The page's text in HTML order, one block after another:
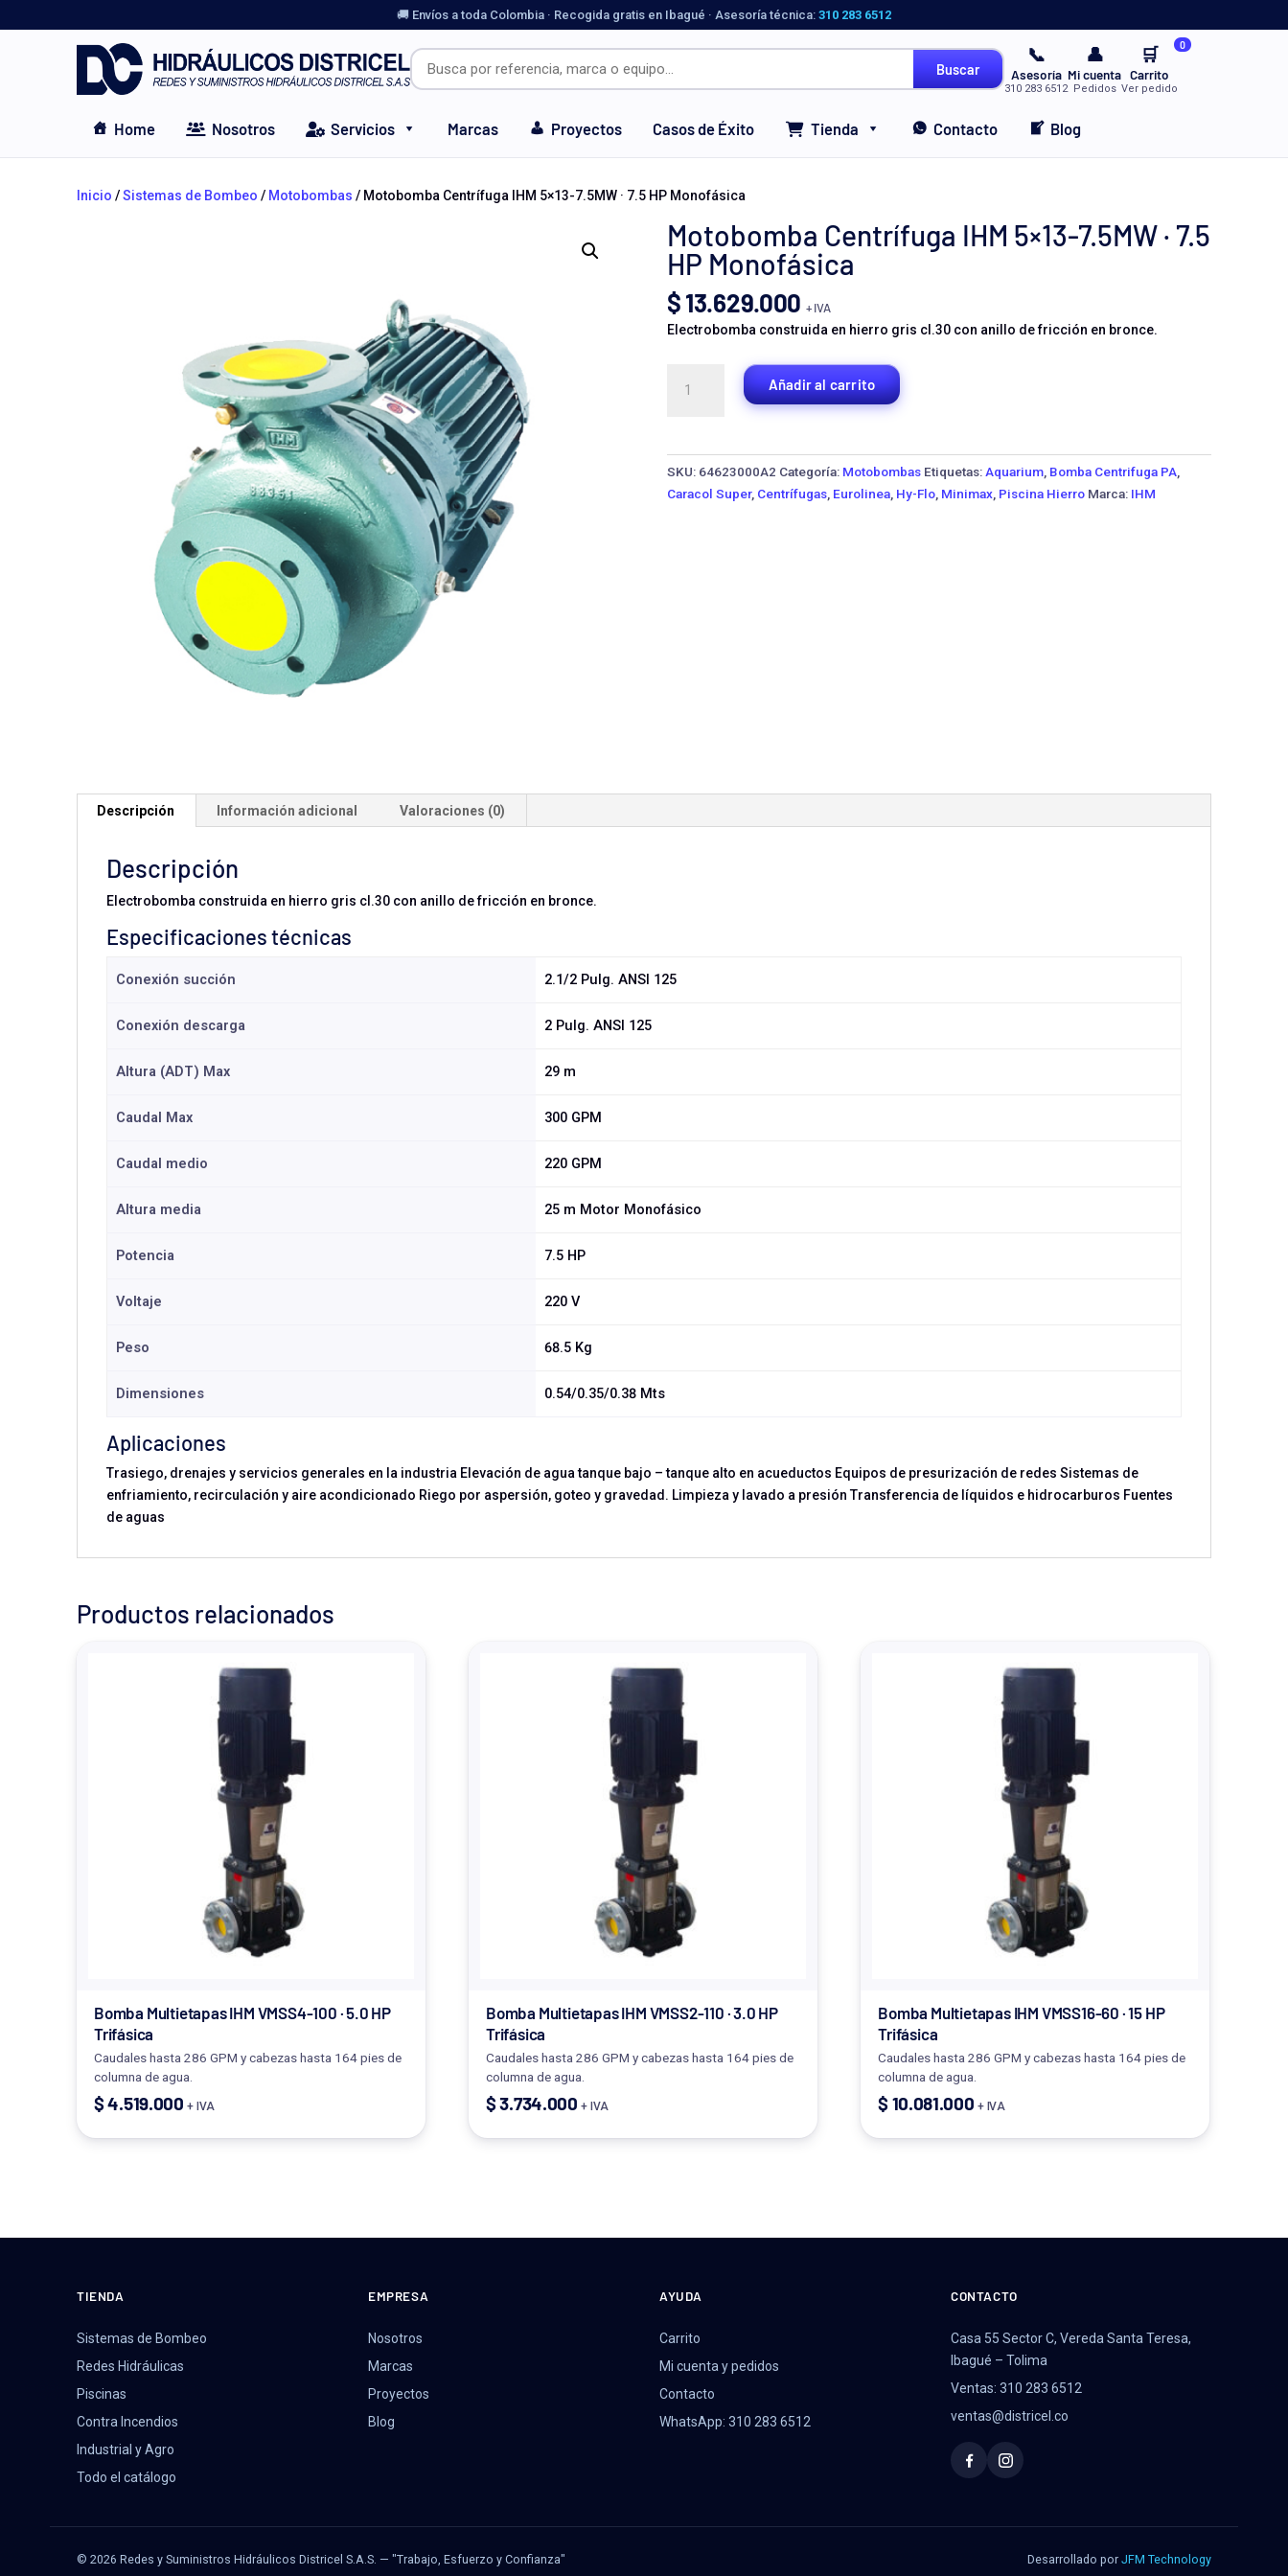
🚚 Envíos a toda Colombia · Recogida gratis en Ibagué · Asesoría técnica: 310 283 6512
Buscar
📞
Asesoría
310 283 6512
👤
Mi cuenta
Pedidos
🛒 0
Carrito
Ver pedido
Home Nosotros Servicios Marcas Proyectos Casos de Éxito Tienda Contacto Blog
Inicio /Sistemas de Bombeo / Motobombas / Motobomba Centrífuga IHM 5×13-7.5MW · 7.5 HP Monofásica
Motobomba Centrífuga IHM 5×13-7.5MW · 7.5
HP Monofásica
$13.629.000 + IVA
Electrobomba construida en hierro gris cl.30 con anillo de fricción en bronce.
Centrífuga
Añadir al carrito
SKU: 64623000A2 Categoría: Motobombas Etiquetas: Aquarium, Bomba Centrifuga PA,
Caracol Super, Centrífugas, Eurolinea, Hy-Flo, Minimax, Piscina Hierro Marca: IHM
Descripción Información adicional Valoraciones (0)
Descripción
Electrobomba construida en hierro gris cl.30 con anillo de fricción en bronce.
Especificaciones técnicas
Conexión succión 2.1/2 Pulg. ANSI 125
Conexión descarga 2 Pulg. ANSI 125
Altura (ADT) Max 29 m
Caudal Max 300 GPM
Caudal medio 220 GPM
Altura media 25 m Motor Monofásico
Potencia 7.5 HP
Voltaje 220 V
Peso 68.5 Kg
Dimensiones 0.54/0.35/0.38 Mts
Aplicaciones
Trasiego, drenajes y servicios generales en la industria Elevación de agua tanque bajo – tanque alto en acueductos Equipos de presurización de redes Sistemas de
enfriamiento, recirculación y aire acondicionado Riego por aspersión, goteo y gravedad. Limpieza y lavado a presión Transferencia de líquidos e hidrocarburos Fuentes
de aguas
Productos relacionados
Bomba Multietapas IHM VMSS4-100 · 5.0 HP
Trifásica
Caudales hasta 286 GPM y cabezas hasta 164 pies de
columna de agua.
$4.519.000 + IVA
Bomba Multietapas IHM VMSS2-110 · 3.0 HP
Trifásica
Caudales hasta 286 GPM y cabezas hasta 164 pies de
columna de agua.
$3.734.000 + IVA
Bomba Multietapas IHM VMSS16-60 · 15 HP
Trifásica
Caudales hasta 286 GPM y cabezas hasta 164 pies de
columna de agua.
$ 10.081.000 + IVA
TIENDA
Sistemas de Bombeo
Redes Hidráulicas
Piscinas
Contra Incendios
Industrial y Agro
Todo el catálogo
EMPRESA
Nosotros
Marcas
Proyectos
Blog
AYUDA
Carrito
Mi cuenta y pedidos
Contacto
WhatsApp: 310 283 6512
CONTACTO
Casa 55 Sector C, Vereda Santa Teresa,
Ibagué – Tolima
Ventas: 310 283 6512
ventas@districel.co
© 2026 Redes y Suministros Hidráulicos Districel S.A.S. — "Trabajo, Esfuerzo y Confianza" Desarrollado por JFM Technology